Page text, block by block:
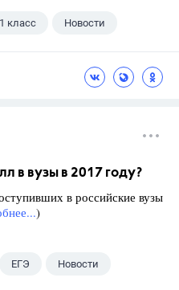
класс Новости
в вузы в 2017 году?
в российские вузы
)
ЕГЭ Новости